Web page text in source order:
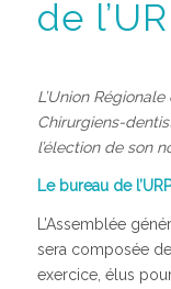
de
L’Union
Chirurgiens-
l’élection de son
Le bureau de
L’Assemblée
sera composée
exercice, élus